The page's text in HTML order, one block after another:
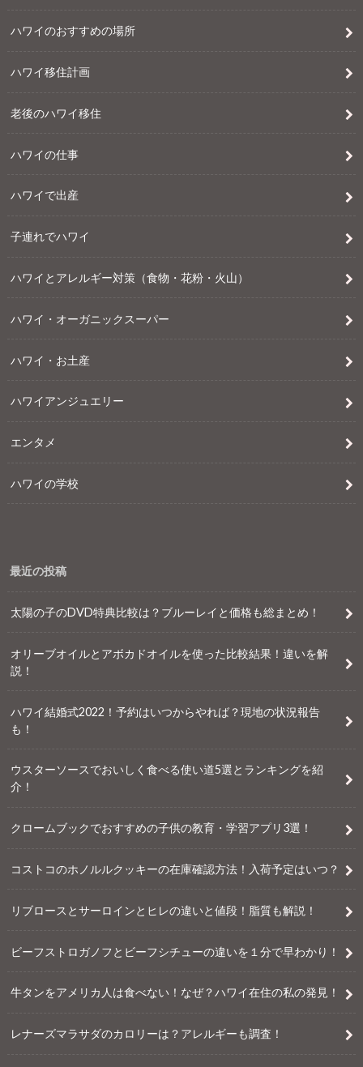
ハワイのおすすめの場所
ハワイ移住計画
老後のハワイ移住
ハワイの仕事
ハワイで出産
子連れでハワイ
ハワイとアレルギー対策（食物・花粉・火山）
ハワイ・オーガニックスーパー
ハワイ・お土産
ハワイアンジュエリー
エンタメ
ハワイの学校
最近の投稿
太陽の子のDVD特典比較は？ブルーレイと価格も総まとめ！
オリーブオイルとアボカドオイルを使った比較結果！違いを解
説！
ハワイ結婚式2022！予約はいつからやれば？現地の状況報告
も！
ウスターソースでおいしく食べる使い道5選とランキングを紹
介！
クロームブックでおすすめの子供の教育・学習アプリ3選！
コストコのホノルルクッキーの在庫確認方法！入荷予定はいつ？
リブロースとサーロインとヒレの違いと値段！脂質も解説！
ビーフストロガノフとビーフシチューの違いを１分で早わかり！
牛タンをアメリカ人は食べない！なぜ？ハワイ在住の私の発見！
レナーズマラサダのカロリーは？アレルギーも調査！